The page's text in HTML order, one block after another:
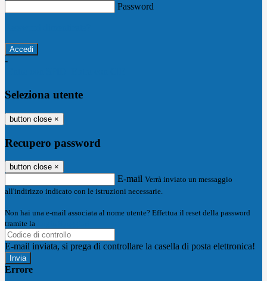
Password
-
Seleziona utente
button close ×
Recupero password
button close ×
E-mail Verrà inviato un messaggio
all'indirizzo indicato con le istruzioni necessarie.
Non hai una e-mail associata al nome utente? Effettua il reset della password
tramite la
E-mail inviata, si prega di controllare la casella di posta elettronica!
Errore